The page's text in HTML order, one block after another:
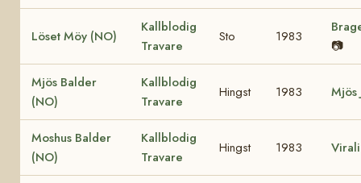
Löset Möy (NO)
Kallblodig
Travare
Sto 1983
📷
Mjös Balder
(NO)
Kallblodig
Travare
Hingst 1983 Mjös
Moshus Balder
(NO)
Kallblodig
Travare
Hingst 1983